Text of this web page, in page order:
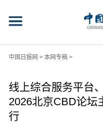
中国日报网 > 本网专稿>
线上综合服务平台
2026北京CBD论坛
行